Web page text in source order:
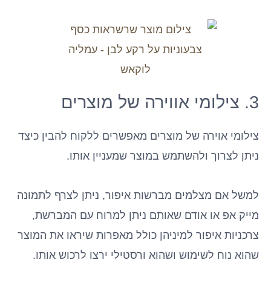
3. צילומי אווירה של מוצרים
צילומי אוירה של מוצרים מאפשרים ללקוח להבין כיצד
ניתן לצרוך ולהשתמש במוצר שמעניין אותו.
למשל אם מצלמים מברשות איפור, ניתן לצרף לתמונה
מייק אפ או אודם שאותם ניתן למרוח עם המברשת,
צרכניות איפור למיניהן כולל מאפרות שיראו את המוצר
שהוא נוח לשימוש ושהוא ורסטילי ירצו לרכוש אותו.